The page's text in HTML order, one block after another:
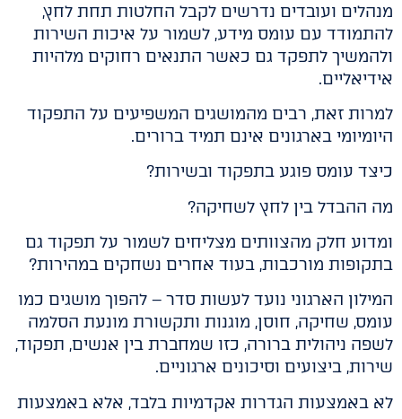
מנהלים ועובדים נדרשים לקבל החלטות תחת לחץ,
להתמודד עם עומס מידע, לשמור על איכות השירות
ולהמשיך לתפקד גם כאשר התנאים רחוקים מלהיות
אידיאליים.
למרות זאת, רבים מהמושגים המשפיעים על התפקוד
היומיומי בארגונים אינם תמיד ברורים.
כיצד עומס פוגע בתפקוד ובשירות?
מה ההבדל בין לחץ לשחיקה?
ומדוע חלק מהצוותים מצליחים לשמור על תפקוד גם
בתקופות מורכבות, בעוד אחרים נשחקים במהירות?
המילון הארגוני נועד לעשות סדר – להפוך מושגים כמו
עומס, שחיקה, חוסן, מוגנות ותקשורת מונעת הסלמה
לשפה ניהולית ברורה, כזו שמחברת בין אנשים, תפקוד,
שירות, ביצועים וסיכונים ארגוניים.
לא באמצעות הגדרות אקדמיות בלבד, אלא באמצעות